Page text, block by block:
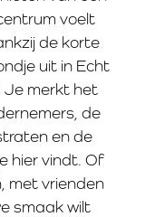
voelt
de korte
uit in Echt
Je merkt het
de
en de
hier vindt. Of
met vrienden
smaak wilt